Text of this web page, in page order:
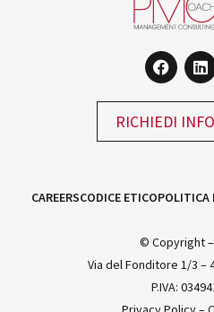
RICHIEDI
CAREERSCODICE ETICOPOLITICA
© Copyright –
Via del Fonditore 1/3 –
P.IVA: